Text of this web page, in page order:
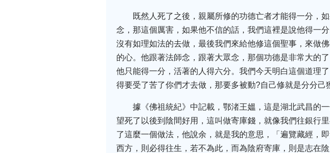
既然人死了之後，親屬所修的功德亡者才能得一分，
念，那這個厲害，如果他不信的話，我們這裡是說他得一
沒有如理如法的去做，最後我們來給他修這個聖事，來做
的心。他跟著法師念，跟著大眾念，那個功德是非常大的
他只能得一分，活著的人得六分。我們今天明白這個道理
得要受了苦了你們才去做，那要多被動?自己修就是分分己
據《佛祖統紀》中記載，鄂渚王媼，這是湖北武昌的
望死了以後到陰間好用，這叫做寄庫錢，就像我們往銀行
了這麼一個做法，他說余，就是我的意思，「遍覽藏經，
西方，則必得往生，若不為此，而為陰府寄庫，則是志在